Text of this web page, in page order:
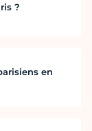
?
en